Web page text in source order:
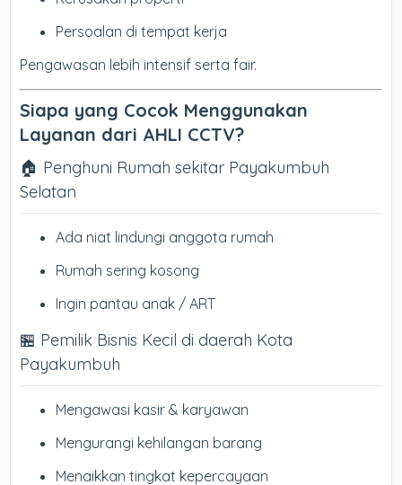
Persoalan di tempat kerja
Pengawasan lebih intensif serta fair.
Siapa yang Cocok Menggunakan
Layanan dari AHLI CCTV?
🏠 Penghuni Rumah sekitar Payakumbuh
Selatan
Ada niat lindungi anggota rumah
Rumah sering kosong
Ingin pantau anak / ART
🏪 Pemilik Bisnis Kecil di daerah Kota
Payakumbuh
Mengawasi kasir & karyawan
Mengurangi kehilangan barang
Menaikkan tingkat kepercayaan